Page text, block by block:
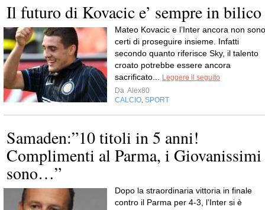
Il futuro di Kovacic e’ sempre in bilico
Mateo Kovacic e l’Inter ancora non sono
certi di proseguire insieme. Infatti
secondo quanto riferisce Sky, il talento
croato potrebbe essere ancora
sacrificato...
Leggere il seguito
Da Alex80
CALCIO SPORT
Samaden:”10 titoli in 5 anni!
Complimenti al Parma, i Giovanissimi
sono…”
Dopo la straordinaria vittoria in finale
contro il Parma per 4-3, l’Inter si è